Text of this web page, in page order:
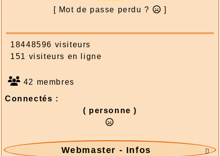
[ Mot de passe perdu ? ]
18448596 visiteurs
151 visiteurs en ligne
42 membres
Connectés :
( personne )

Webmaster - Infos